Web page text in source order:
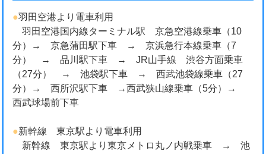
●羽田空港より電車利用
羽田空港国内線ターミナル駅 京急空港線乗車（10
分）→ 京急蒲田駅下車 → 京浜急行本線乗車（7
分） → 品川駅下車 → JR山手線 渋谷方面乗車
（27分） → 池袋駅下車 → 西武池袋線乗車（27
分）→ 西所沢駅下車 →西武狭山線乗車（5分）→
西武球場前下車
●新幹線 東京駅より電車利用
新幹線 東京駅より東京メトロ丸ノ内戦乗車 → 池